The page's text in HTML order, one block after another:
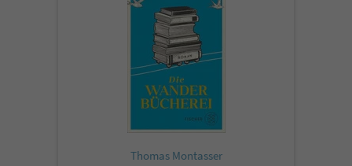
Thomas Montasser